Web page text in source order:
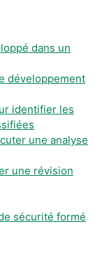
dans un
développement
identifier les
une analyse
une révision
sécurité formé